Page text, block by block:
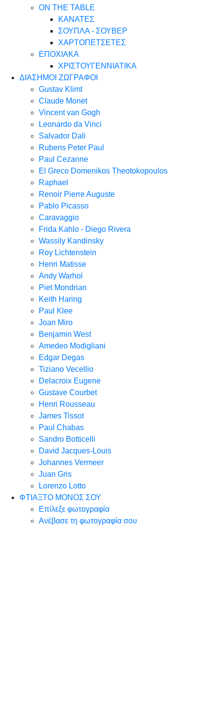
ON THE TABLE
ΚΑΝΑΤΕΣ
ΣΟΥΠΛΑ - ΣΟΥΒΕΡ
ΧΑΡΤΟΠΕΤΣΕΤΕΣ
ΕΠΟΧΙΑΚΑ
ΧΡΙΣΤΟΥΓΕΝΝΙΑΤΙΚΑ
ΔΙΑΣΗΜΟΙ ΖΩΓΡΑΦΟΙ
Gustav Klimt
Claude Monet
Vincent van Gogh
Leonardo da Vinci
Salvador Dali
Rubens Peter Paul
Paul Cezanne
El Greco Domenikos Theotokopoulos
Raphael
Renoir Pierre Auguste
Pablo Picasso
Caravaggio
Frida Kahlo - Diego Rivera
Wassily Kandinsky
Roy Lichtenstein
Henri Matisse
Andy Warhol
Piet Mondrian
Keith Haring
Paul Klee
Joan Miro
Benjamin West
Amedeo Modigliani
Edgar Degas
Tiziano Vecellio
Delacroix Eugene
Gustave Courbet
Henri Rousseau
James Tissot
Paul Chabas
Sandro Botticelli
David Jacques-Louis
Johannes Vermeer
Juan Gris
Lorenzo Lotto
ΦΤΙΑΞΤΟ ΜΟΝΟΣ ΣΟΥ
Επίλεξε φωτογραφία
Ανέβασε τη φωτογραφία σου